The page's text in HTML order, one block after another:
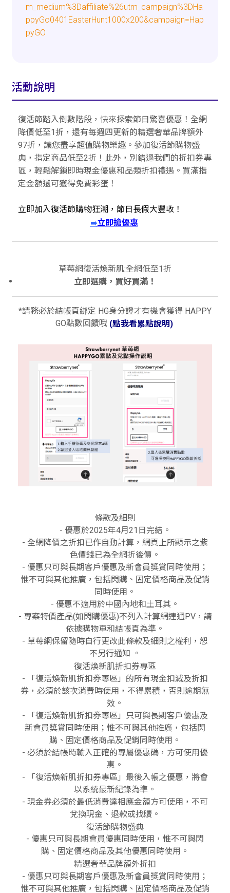
m_medium%3Daffiliate%26utm_campaign%3DHa
ppyGo0401EasterHunt1000x200&campaign=Hap
pyGO
活動說明
復活節踏入倒數階段，快來探索節日驚喜優惠！全網
降價低至1折，還有每週四更新的精選奢華品牌額外
97折，讓您盡享超值購物樂趣。參加復活節購物盛
典，指定商品低至2折！此外，別錯過我們的折扣券專
區，輕鬆解鎖即時現金優惠和品類折扣禮遇。買滿指
定金額還可獲得免費彩蛋！
立即加入復活節購物狂潮，節日長假大豐收！
➠立即搶優惠
草莓網復活煥新肌:全網低至1折
立即選購，買好買滿！
*請務必於結帳頁綁定 HG身分證才有機會獲得 HAPPY
GO點數回饋哦(點我看累點說明)
條款及細則
- 優惠於2025年4月21日完結。
- 全網降價之折扣已作自動計算，網頁上所顯示之紫
色價錢已為全網折後價。
- 優惠只可與長期客戶優惠及新會員獎賞同時使用；
惟不可與其他推廣，包括閃購、固定價格商品及促銷
同時使用。
- 優惠不適用於中國內地和土耳其。
- 專案特價產品(如閃購優惠)不列入計算網連通PV，請
依據購物車和結帳頁為準。
- 草莓網保留隨時自行更改此條款及細則之權利，恕
不另行通知 。
復活煥新肌折扣券專區
- 「復活煥新肌折扣券專區」的所有現金扣減及折扣
券，必須於該次消費時使用，不得累積，否則逾期無
效。
- 「復活煥新肌折扣券專區」只可與長期客戶優惠及
新會員獎賞同時使用；惟不可與其他推廣，包括閃
購、固定價格商品及促銷同時使用。
- 必須於結帳時輸入正確的專屬優惠碼，方可使用優
惠。
- 「復活煥新肌折扣券專區」最後入帳之優惠，將會
以系統最新紀錄為準。
- 現金券必須於最低消費達相應金額方可使用，不可
兌換現金、退款或找贖。
復活節購物盛典
- 優惠只可與長期會員優惠同時使用，惟不可與閃
購、固定價格商品及其他優惠同時使用。
精選奢華品牌額外折扣
- 優惠只可與長期客戶優惠及新會員獎賞同時使用；
惟不可與其他推廣，包括閃購、固定價格商品及促銷